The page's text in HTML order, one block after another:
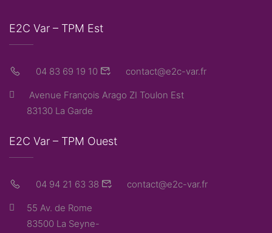
E2C Var – TPM Est
04 83 69 19 10 contact@e2c-var.fr
Avenue François Arago ZI Toulon Est
83130 La Garde
E2C Var – TPM Ouest
04 94 21 63 38 contact@e2c-var.fr
55 Av. de Rome
83500 La Seyne-